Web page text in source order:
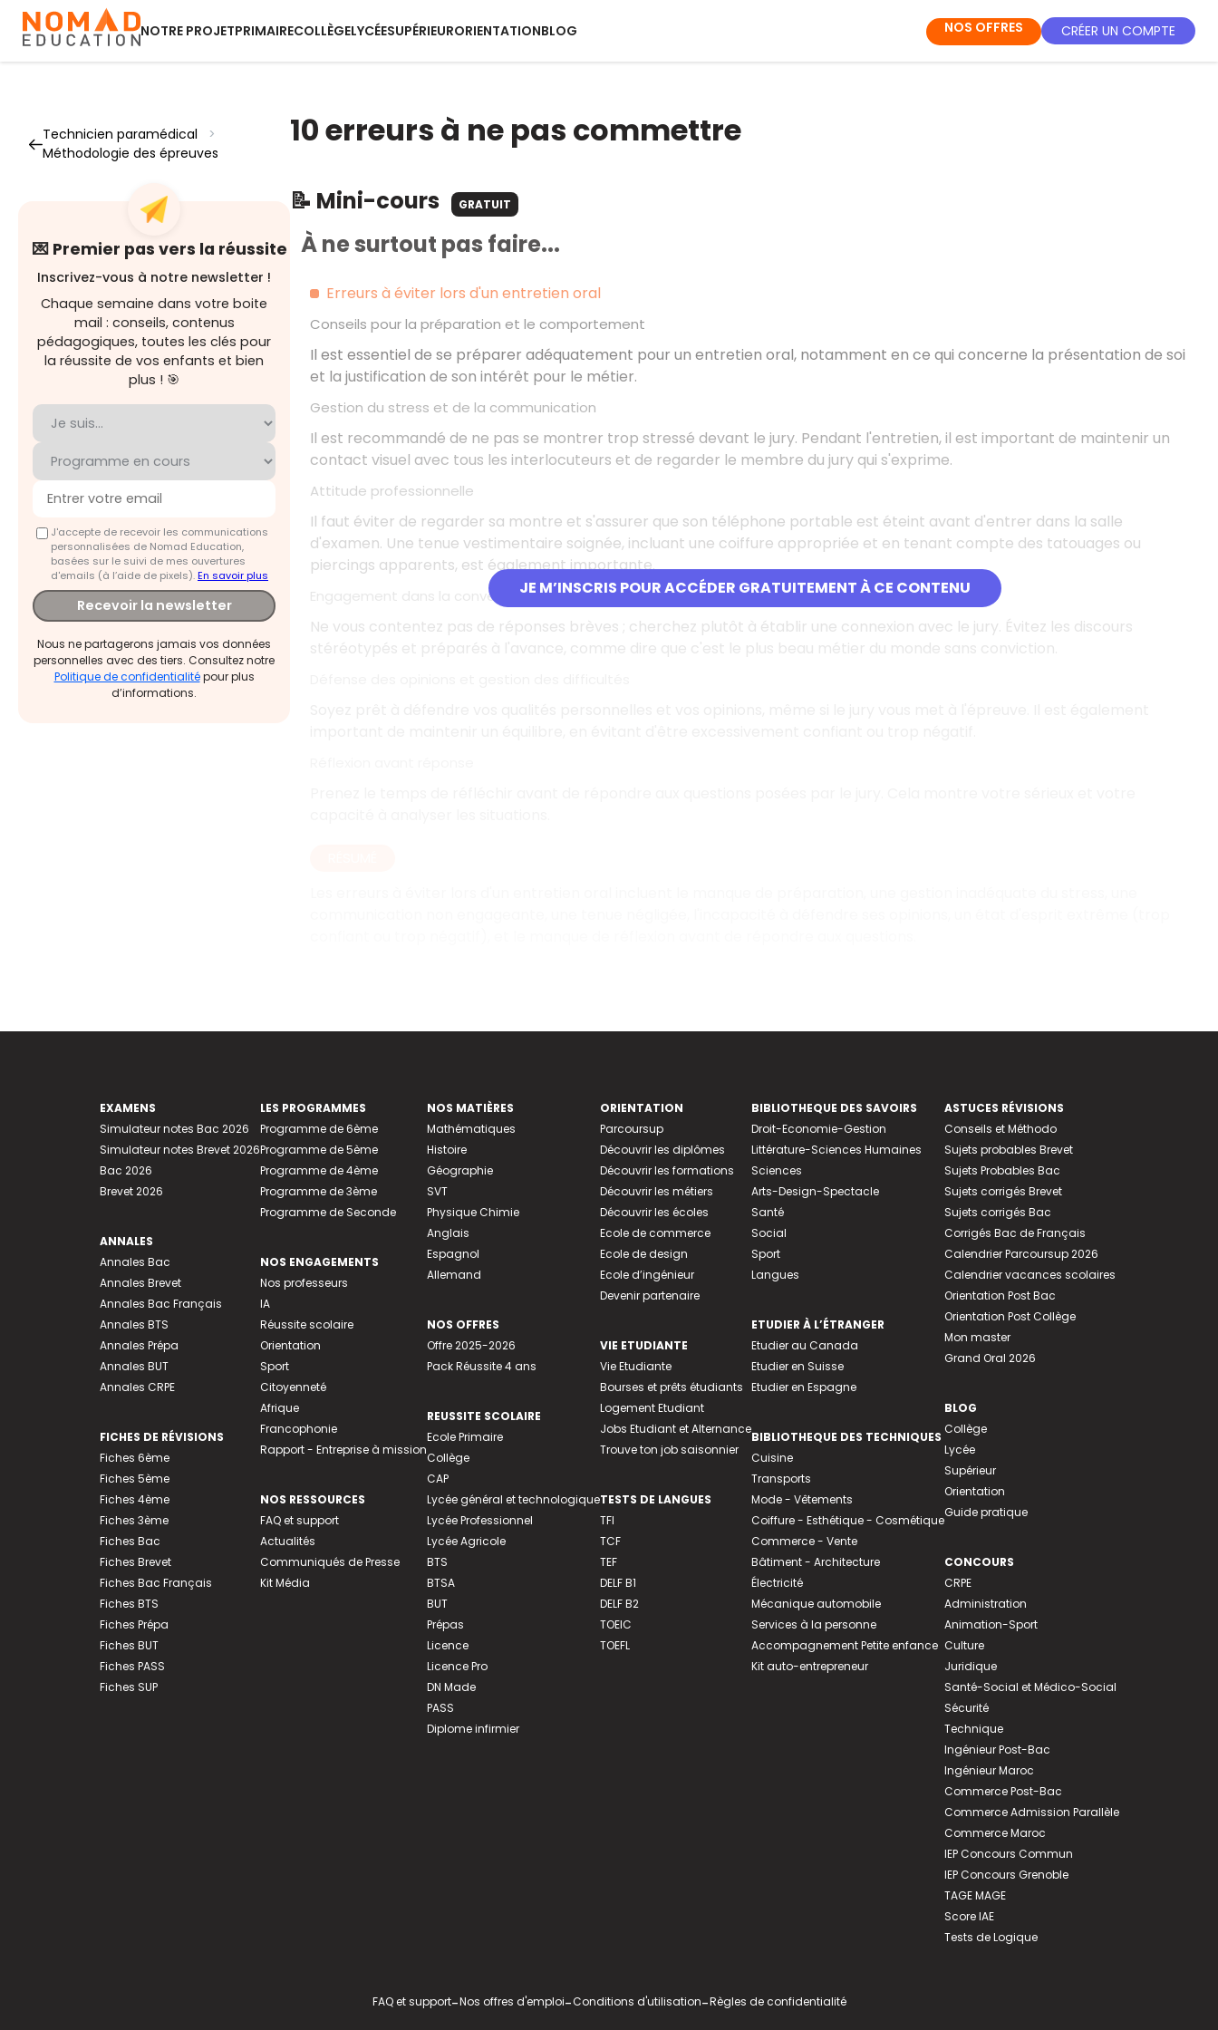
NOTRE PROJETPRIMAIRECOLLÈGELYCÉESUPÉRIEURORIENTATIONBLOG NOS OFFRES CRÉER UN COMPTE
Technicien paramédical
>
Méthodologie des épreuves
💌 Premier pas vers la réussite
Inscrivez-vous à notre newsletter !
Chaque semaine dans votre boite
mail : conseils, contenus
pédagogiques, toutes les clés pour
la réussite de vos enfants et bien
plus ! 🎯
J'accepte de recevoir les communications
personnalisées de Nomad Education,
basées sur le suivi de mes ouvertures
d'emails (à l’aide de pixels).En savoir plus
Recevoir la newsletter
Nous ne partagerons jamais vos données
personnelles avec des tiers. Consultez notre
Politique de confidentialitépour plus
d’informations.
10 erreurs à ne pas commettre
📝 Mini-cours GRATUIT
JE M’INSCRIS POUR ACCÉDER GRATUITEMENT À CE CONTENU
À ne surtout pas faire...
Erreurs à éviter lors d'un entretien oral
Conseils pour la préparation et le comportement
Il est essentiel de se préparer adéquatement pour un entretien oral, notamment en ce qui concerne la présentation de soi
et la justification de son intérêt pour le métier.
Gestion du stress et de la communication
Il est recommandé de ne pas se montrer trop stressé devant le jury. Pendant l'entretien, il est important de maintenir un
contact visuel avec tous les interlocuteurs et de regarder le membre du jury qui s'exprime.
Attitude professionnelle
Il faut éviter de regarder sa montre et s'assurer que son téléphone portable est éteint avant d'entrer dans la salle
d'examen. Une tenue vestimentaire soignée, incluant une coiffure appropriée et en tenant compte des tatouages ou
piercings apparents, est également importante.
Engagement dans la conversation
Ne vous contentez pas de réponses brèves ; cherchez plutôt à établir une connexion avec le jury. Évitez les discours
stéréotypés et préparés à l'avance, comme dire que c'est le plus beau métier du monde sans conviction.
EXAMENS
Simulateur notes Bac 2026
Simulateur notes Brevet 2026
Bac 2026
Brevet 2026
ANNALES
Annales Bac
Annales Brevet
Annales Bac Français
Annales BTS
Annales Prépa
Annales BUT
Annales CRPE
FICHES DE RÉVISIONS
Fiches 6ème
Fiches 5ème
Fiches 4ème
Fiches 3ème
Fiches Bac
Fiches Brevet
Fiches Bac Français
Fiches BTS
Fiches Prépa
Fiches BUT
Fiches PASS
Fiches SUP
LES PROGRAMMES
Programme de 6ème
Programme de 5ème
Programme de 4ème
Programme de 3ème
Programme de Seconde
NOS ENGAGEMENTS
Nos professeurs
IA
Réussite scolaire
Orientation
Sport
Citoyenneté
Afrique
Francophonie
Rapport - Entreprise à mission
NOS RESSOURCES
FAQ et support
Actualités
Communiqués de Presse
Kit Média
NOS MATIÈRES
Mathématiques
Histoire
Géographie
SVT
Physique Chimie
Anglais
Espagnol
Allemand
NOS OFFRES
Offre 2025-2026
Pack Réussite 4 ans
REUSSITE SCOLAIRE
Ecole Primaire
Collège
CAP
Lycée général et technologique
Lycée Professionnel
Lycée Agricole
BTS
BTSA
BUT
Prépas
Licence
Licence Pro
DN Made
PASS
Diplome infirmier
ORIENTATION
Parcoursup
Découvrir les diplômes
Découvrir les formations
Découvrir les métiers
Découvrir les écoles
Ecole de commerce
Ecole de design
Ecole d’ingénieur
Devenir partenaire
VIE ETUDIANTE
Vie Etudiante
Bourses et prêts étudiants
Logement Etudiant
Jobs Etudiant et Alternance
Trouve ton job saisonnier
TESTS DE LANGUES
TFI
TCF
TEF
DELF B1
DELF B2
TOEIC
TOEFL
BIBLIOTHEQUE DES SAVOIRS
Droit-Economie-Gestion
Littérature-Sciences Humaines
Sciences
Arts-Design-Spectacle
Santé
Social
Sport
Langues
ETUDIER À L’ÉTRANGER
Etudier au Canada
Etudier en Suisse
Etudier en Espagne
BIBLIOTHEQUE DES TECHNIQUES
Cuisine
Transports
Mode - Vêtements
Coiffure - Esthétique - Cosmétique
Commerce - Vente
Bâtiment - Architecture
Électricité
Mécanique automobile
Services à la personne
Accompagnement Petite enfance
Kit auto-entrepreneur
ASTUCES RÉVISIONS
Conseils et Méthodo
Sujets probables Brevet
Sujets Probables Bac
Sujets corrigés Brevet
Sujets corrigés Bac
Corrigés Bac de Français
Calendrier Parcoursup 2026
Calendrier vacances scolaires
Orientation Post Bac
Orientation Post Collège
Mon master
Grand Oral 2026
BLOG
Collège
Lycée
Supérieur
Orientation
Guide pratique
CONCOURS
CRPE
Administration
Animation-Sport
Culture
Juridique
Santé-Social et Médico-Social
Sécurité
Technique
Ingénieur Post-Bac
Ingénieur Maroc
Commerce Post-Bac
Commerce Admission Parallèle
Commerce Maroc
IEP Concours Commun
IEP Concours Grenoble
TAGE MAGE
Score IAE
Tests de Logique
FAQ et support-Nos offres d'emploi-Conditions d'utilisation-Règles de confidentialité